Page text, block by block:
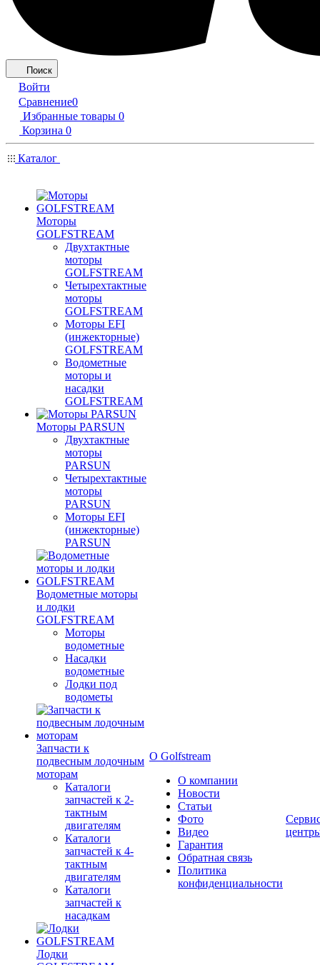
Поиск
Войти
Сравнение0
Избранные товары 0
Корзина 0
Каталог
Моторы
GOLFSTREAM
Двухтактные
моторы
GOLFSTREAM
Четырехтактные
моторы
GOLFSTREAM
Моторы EFI
(инжекторные)
GOLFSTREAM
Водометные
моторы и
насадки
GOLFSTREAM
Моторы PARSUN
Двухтактные
моторы
PARSUN
Четырехтактные
моторы
PARSUN
Моторы EFI
(инжекторные)
PARSUN
Водометные моторы
и лодки
GOLFSTREAM
Моторы
водометные
Насадки
водометные
Лодки под
водометы
Запчасти к
подвесным лодочным
моторам
Каталоги
запчастей к 2-
тактным
двигателям
Каталоги
запчастей к 4-
тактным
двигателям
Каталоги
запчастей к
насадкам
Лодки
О Golfstream
О компании
Новости
Статьи
Фото
Видео
Гарантия
Обратная связь
Политика
конфиденциальности